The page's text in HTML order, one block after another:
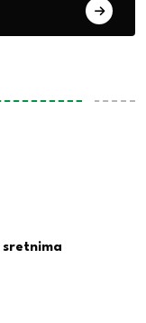
sretnima